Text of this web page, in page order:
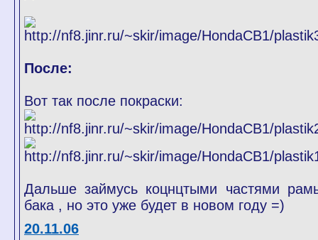
После:
Вот так после покраски:
Дальше займусь коцнцтыми частями
бака , но это уже будет в новом году =)
20.11.06